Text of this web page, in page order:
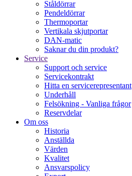
Ståldörrar
Pendeldörrar
Thermoportar
Vertikala skjutportar
DAN-matic
Saknar du din produkt?
Service
Support och service
Servicekontrakt
Hitta en servicerepresentant
Underhåll
Felsökning - Vanliga frågor
Reservdelar
Om oss
Historia
Anställda
Värden
Kvalitet
Ansvarspolicy